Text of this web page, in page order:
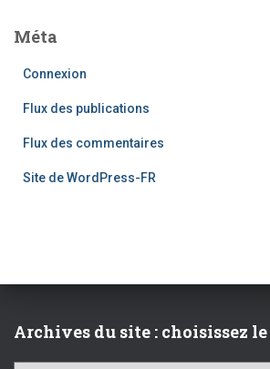
Méta
Connexion
Flux des publications
Flux des commentaires
Site de WordPress-FR
Archives du site : choisissez